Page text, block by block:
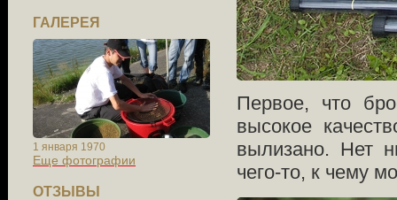
ГАЛЕРЕЯ
1 января 1970
Еще фотографии
ОТЗЫВЫ
Первое, что
высокое
вылизано. Нет
чего-то, к чему